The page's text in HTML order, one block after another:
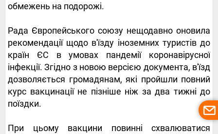
обмежень на подорожі.
Рада Європейського союзу нещодавно оновила
рекомендації щодо в'їзду іноземних туристів до
країн ЄС в умовах пандемії коронавірусної
інфекції. Згідно з новою версією документа, в'їзд
дозволяється громадянам, які пройшли повний
курс вакцинації не пізніше ніж за два тижні до
поїздки.
При цьому вакцини повинні схвалюватися